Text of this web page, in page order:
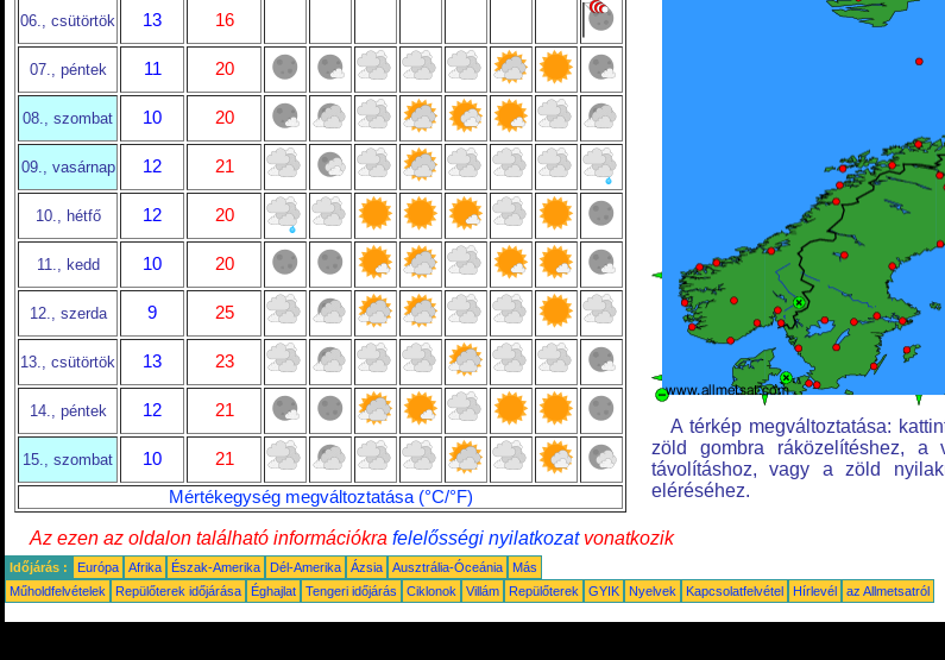
06., csütörtök 13 16
07., péntek 11 20
08., szombat 10 20
09., vasárnap 12 21
10., hétfő 12 20
11., kedd 10 20
12., szerda 9 25
13., csütörtök 13 23
14., péntek 12 21
15., szombat 10
21
Mértékegység megváltoztatása (°C/°F)
A térkép megváltoztatása:
zöld gombra ráközelítéshez, a
távolításhoz, vagy a zöld
eléréséhez.
Az ezen az oldalon található információkra felelősségi nyilatkozatvonatkozik
Időjárás : Európa Afrika Észak-Amerika Dél-Amerika Ázsia Ausztrália-Óceánia
Más
Műholdfelvételek
Repülőterek időjárása Éghajlat Tengeri időjárás Ciklonok Villám Repülőterek GYIK Nyelvek Kapcsolatfelvétel Hírlevél az Allmetsatról